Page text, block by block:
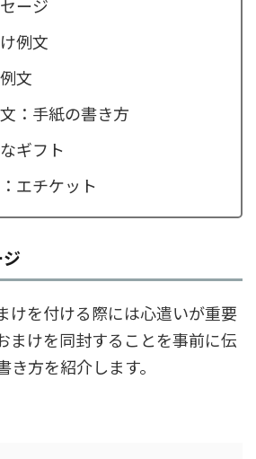
ージ
例文
文
：手紙の書き方
ギフト
エチケット
けを付ける際には心遣いが重要
まけを同封することを事前に伝
方を紹介します。